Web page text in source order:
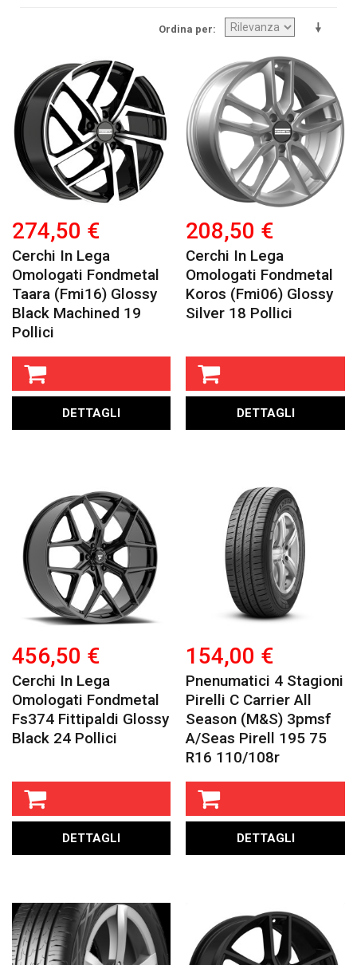
Ordina per
274,50 €
Cerchi In Lega
Omologati Fondmetal
Taara (fmi16) Glossy
Black Machined 19
Pollici
DETTAGLI
208,50 €
Cerchi In Lega
Omologati Fondmetal
Koros (fmi06) Glossy
Silver 18 Pollici
DETTAGLI
456,50 €
Cerchi In Lega
Omologati Fondmetal
Fs374 Fittipaldi Glossy
Black 24 Pollici
DETTAGLI
154,00 €
Pnenumatici 4 Stagioni
Pirelli C Carrier All
Season (m&s) 3pmsf
A/seas Pirell 195 75
R16 110/108r
DETTAGLI